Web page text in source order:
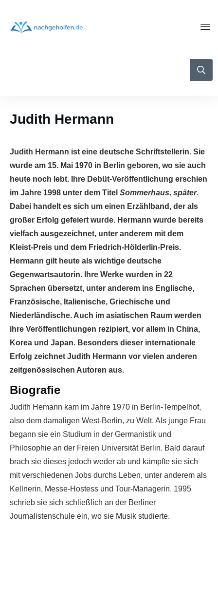
Judith Hermann
Judith Hermann ist eine deutsche Schriftstellerin. Sie
wurde am 15. Mai 1970 in Berlin geboren, wo sie auch
heute noch lebt. Ihre Debüt-Veröffentlichung erschien
im Jahre 1998 unter dem Titel Sommerhaus, später.
Dabei handelt es sich um einen Erzählband, der als
großer Erfolg gefeiert wurde. Hermann wurde bereits
vielfach ausgezeichnet, unter anderem mit dem
Kleist-Preis und dem Friedrich-Hölderlin-Preis.
Hermann gilt heute als wichtige deutsche
Gegenwartsautorin. Ihre Werke wurden in 22
Sprachen übersetzt, unter anderem ins Englische,
Französische, Italienische, Griechische und
Niederländische. Auch im asiatischen Raum werden
ihre Veröffentlichungen rezipiert, vor allem in China,
Korea und Japan. Besonders dieser internationale
Erfolg zeichnet Judith Hermann vor vielen anderen
zeitgenössischen Autoren aus.
Biografie
Judith Hemann kam im Jahre 1970 in Berlin-Tempelhof,
also dem damaligen West-Berlin, zu Welt. Als junge Frau
begann sie ein Studium in der Germanistik und
Philosophie an der Freien Universität Berlin. Bald darauf
brach sie dieses jedoch weder ab und kämpfte sie sich
mit verschiedenen Jobs durchs Leben, unter anderem als
Kellnerin, Messe-Hostess und Tour-Managerin. 1995
schrieb sie sich schließlich an der Berliner
Journalistenschule ein, wo sie Musik studierte.